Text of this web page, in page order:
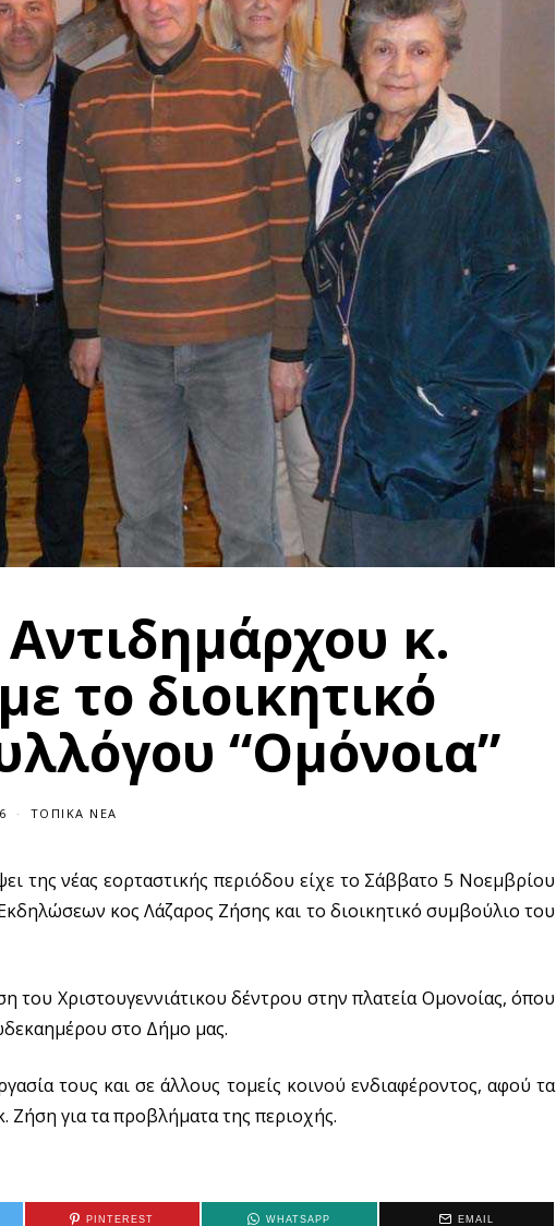
κ.
το διοικητικό
“Ομόνοια”
ΤΟΠΙΚΆ ΝΈΑ
της νέας εορταστικής περιόδου είχε το Σάββατο 5 Νοεμβρίου
κος Λάζαρος Ζήσης και το διοικητικό συμβούλιο του
του Χριστουγεννιάτικου δέντρου στην πλατεία Ομονοίας, όπου
στο Δήμο μας.
τους και σε άλλους τομείς κοινού ενδιαφέροντος, αφού τα
για τα προβλήματα της περιοχής.
PINTEREST WHATSAPP EMAIL